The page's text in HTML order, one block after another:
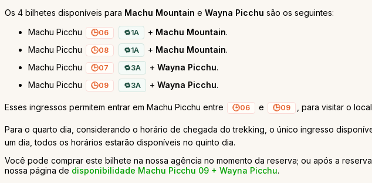
Os 4 bilhetes disponíveis para Machu Mountain e Wayna Picchu são os seguintes:
Machu Picchu
06 1A + Machu Mountain.
Machu Picchu
08 1A + Machu Mountain.
Machu Picchu
07 3A + Wayna Picchu.
Machu Picchu
09 3A + Wayna Picchu.
Esses ingressos permitem entrar em Machu Picchu entre 06 e 09 , para visitar o
Para o quarto dia, considerando o horário de chegada do trekking, o único ingresso
um dia, todos os horários estarão disponíveis no quinto dia.
Você pode comprar este bilhete na nossa agência no momento da reserva; ou após a
nossa página de disponibilidade Machu Picchu 09 + Wayna Picchu.